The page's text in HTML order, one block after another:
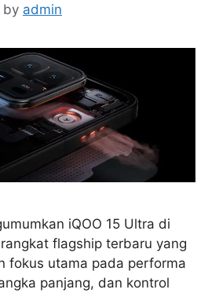
by admin
iQOO 15 Ultra di
flagship terbaru yang
fokus utama pada performa
panjang, dan kontrol